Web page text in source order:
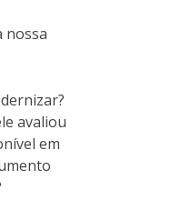
nossa
avaliou
em